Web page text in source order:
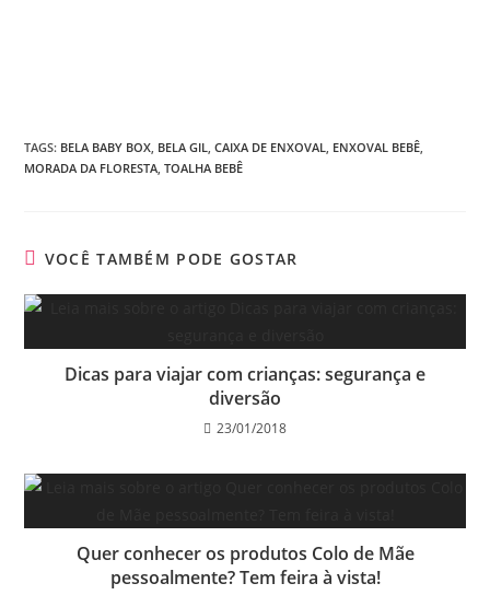
TAGS: BELA BABY BOX BELA GIL CAIXA DE ENXOVAL ENXOVAL BEBÊ
MORADA DA FLORESTA TOALHA BEBÊ
VOCÊ TAMBÉM PODE GOSTAR
Dicas para viajar com crianças: segurança e
diversão
23/01/2018
Quer conhecer os produtos Colo de Mãe
pessoalmente? Tem feira à vista!